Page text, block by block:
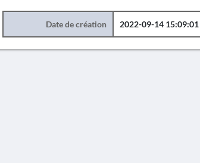
Date de création 2022-09-14 15:09:01